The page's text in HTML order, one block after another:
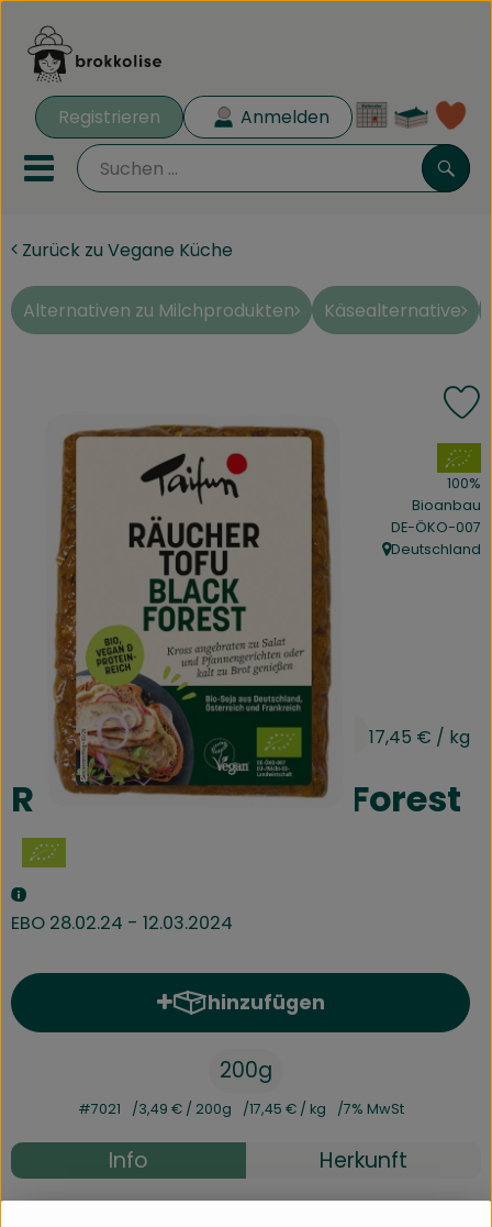
Registrieren Anmelden
Mobiles Menu öffnen oder
Biokisten
Rezeptkisten
Obst & Gemüse
Kühltheke
Speisekammer
Bäckerei
Getränke
Drogerie
Biokiste
Biomarkt Waldkirch
Wissenswertes
Zurück zu Vegane Küche
Alternativen zu Milchprodukten Käsealternative
Räuchertofu Black Forest
EBO 28.02.24 - 12.03.2024
3,49 € / 200g 17,45 € / kg
, Verband:
100%
Bioanbau
, Kontrollstelle:
DE-ÖKO-007
, Herkunft:
Deutschland
hinzufügen
Produkt zum Warenkorb
200g
#7021 3,49 € / 200g 17,45 € / kg 7% MwSt
Info Herkunft